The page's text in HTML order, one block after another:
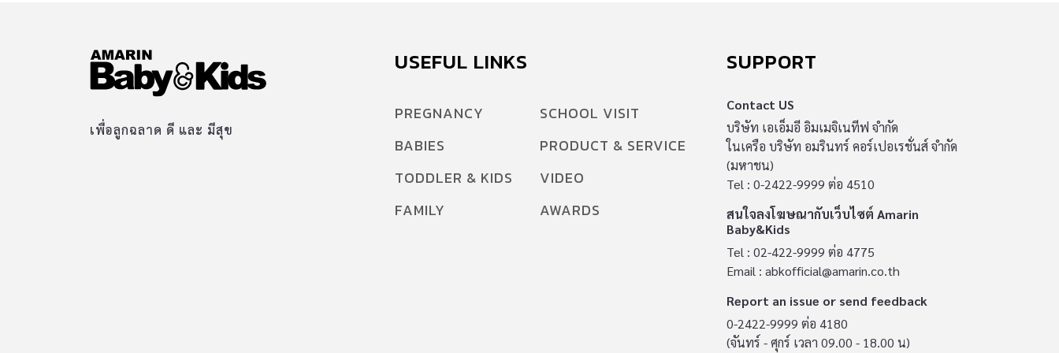
เพื่อลูกฉลาด ดี และ มีสุข
USEFUL LINKS
PREGNANCY
BABIES
TODDLER & KIDS
FAMILY
SCHOOL VISIT
PRODUCT & SERVICE
VIDEO
AWARDS
SUPPORT
Contact US
บริษัท เอเอ็มอี อิมเมจิเนทีฟ จำกัด
ในเครือ บริษัท อมรินทร์ คอร์เปอเรชั่นส์ จำกัด
(มหาชน)
Tel : 0-2422-9999 ต่อ 4510
สนใจลงโฆษณากับเว็บไซต์ Amarin
Baby&Kids
Tel : 02-422-9999 ต่อ 4775
Email : abkofficial@amarin.co.th
Report an issue or send feedback
0-2422-9999 ต่อ 4180
(จันทร์ - ศุกร์ เวลา 09.00 - 18.00 น)